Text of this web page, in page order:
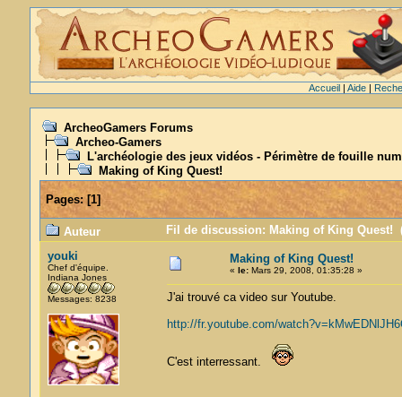
Accueil| Aide|
ArcheoGamers Forums
Archeo-Gamers
L'archéologie des jeux vidéos - Périmètre de fouille
Making of King Quest!
Pages:[1]
Auteur
Fil de discussion: Making of King Quest!
youki
Chef d'équipe.
Indiana Jones
Messages: 8238
Making of King Quest!
« le:Mars 29, 2008, 01:35:28 »
J'ai trouvé ca video sur Youtube.
http://fr.youtube.com/
C'est interressant.